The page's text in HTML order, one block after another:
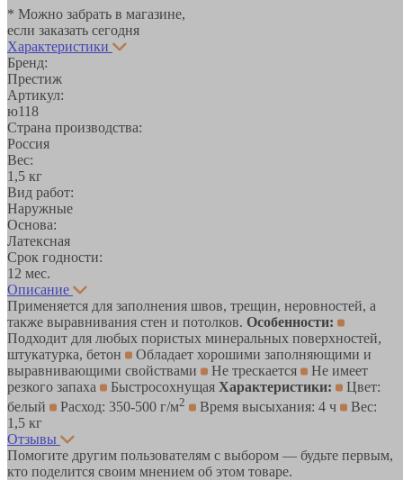
* Можно забрать в магазине,
если заказать сегодня
Характеристики
Бренд:
Престиж
Артикул:
ю118
Страна производства:
Россия
Вес:
1,5 кг
Вид работ:
Наружные
Основа:
Латексная
Срок годности:
12 мес.
Описание
Применяется для заполнения швов, трещин, неровностей, а
также выравнивания стен и потолков. Особенности:
Подходит для любых пористых минеральных поверхностей,
штукатурка, бетон
Обладает хорошими заполняющими и
выравнивающими свойствами
Не трескается
Не имеет
резкого запаха
Быстросохнущая Характеристики:
Цвет:
белый
Расход: 350-500 г/м2 Время высыхания: 4 ч
Вес:
1,5 кг
Отзывы
Помогите другим пользователям с выбором — будьте первым,
кто поделится своим мнением об этом товаре.